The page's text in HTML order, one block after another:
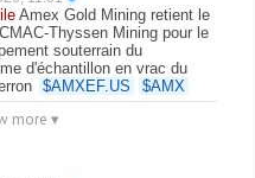
Amex Gold Mining retient le
Thyssen Mining pour le
souterrain du
d'échantillon en vrac du
$AMXEF.US $AMX
more ▾